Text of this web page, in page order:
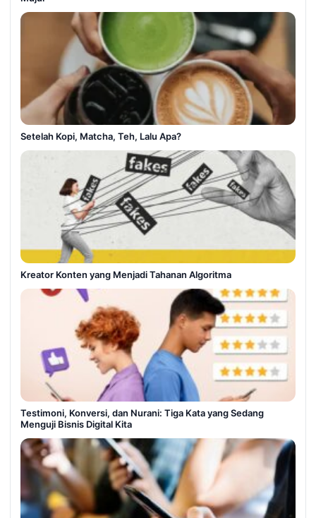
Setelah Kopi, Matcha, Teh, Lalu Apa?
Kreator Konten yang Menjadi Tahanan Algoritma
Testimoni, Konversi, dan Nurani: Tiga Kata yang Sedang
Menguji Bisnis Digital Kita